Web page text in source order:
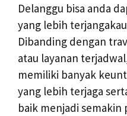
Delanggu bisa anda
yang lebih
Dibanding dengan
atau layanan
memiliki banyak
yang lebih terjaga
baik menjadi semakin